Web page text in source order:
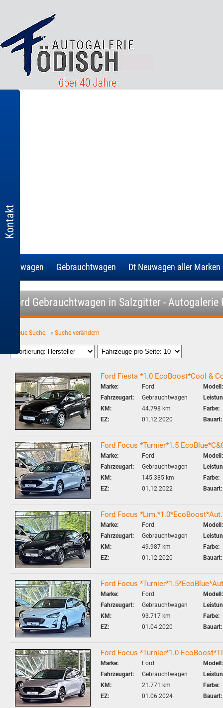
Kontakt
Neuwagen Gebrauchtwagen Dt Neuwagen aller Marken
Ford Gebrauchtwagen in Salzgitter - Autogalerie
neue Suche « Suche verändern
Ford Fiesta *1.0 EcoBoost*Cool &
Marke:
Ford
Fahrzeugart:
Gebrauchtwagen
KM:
44.798 km
EZ:
01.12.2020
Modell:
Farbe:
Bauart:
Ford Focus *Turnier*1.5
Marke:
Ford
Fahrzeugart:
Gebrauchtwagen
KM:
145.385 km
EZ:
01.12.2022
Modell:
Farbe:
Bauart:
Ford Focus
Marke:
Ford
Fahrzeugart:
Gebrauchtwagen
KM:
49.987 km
EZ:
01.12.2020
Modell:
Farbe:
Bauart:
Ford Focus
Marke:
Ford
Fahrzeugart:
Gebrauchtwagen
KM:
93.717 km
EZ:
01.04.2020
Modell:
Farbe:
Bauart:
Ford Focus *Turnier*1.0
Marke:
Ford
Fahrzeugart:
Gebrauchtwagen
KM:
21.771 km
EZ:
01.06.2024
Modell:
Farbe:
Bauart: